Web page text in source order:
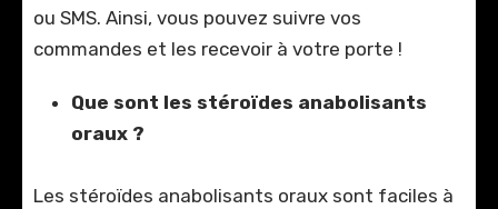
ou SMS. Ainsi, vous pouvez suivre vos
commandes et les recevoir à votre porte !
Que sont les stéroïdes anabolisants
oraux ?
Les stéroïdes anabolisants oraux sont faciles à